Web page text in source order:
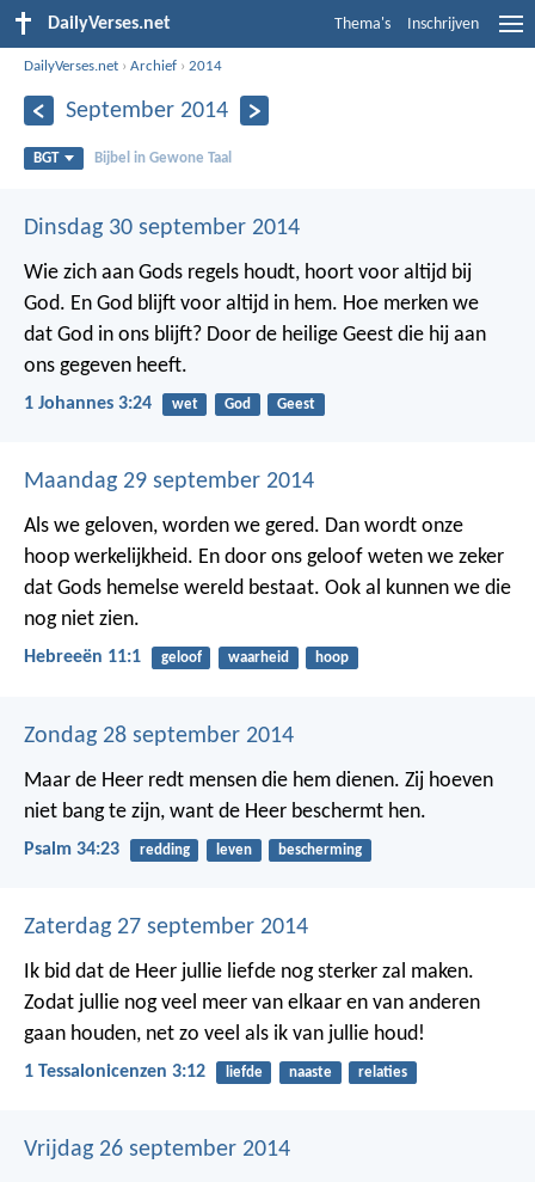
DailyVerses.net Thema's Inschrijven
DailyVerses.net ›Archief ›2014
September 2014
BGT Bijbel in Gewone Taal
Dinsdag 30 september 2014
Wie zich aan Gods regels houdt, hoort voor altijd bij
God. En God blijft voor altijd in hem. Hoe merken we
dat God in ons blijft? Door de heilige Geest die hij aan
ons gegeven heeft.
1 Johannes 3:24 wet God Geest
Maandag 29 september 2014
Als we geloven, worden we gered. Dan wordt onze
hoop werkelijkheid. En door ons geloof weten we zeker
dat Gods hemelse wereld bestaat. Ook al kunnen we die
nog niet zien.
Hebreeën 11:1 geloof waarheid hoop
Zondag 28 september 2014
Maar de Heer redt mensen die hem dienen. Zij hoeven
niet bang te zijn, want de Heer beschermt hen.
Psalm 34:23 redding leven bescherming
Zaterdag 27 september 2014
Ik bid dat de Heer jullie liefde nog sterker zal maken.
Zodat jullie nog veel meer van elkaar en van anderen
gaan houden, net zo veel als ik van jullie houd!
1 Tessalonicenzen 3:12 liefde naaste relaties
Vrijdag 26 september 2014